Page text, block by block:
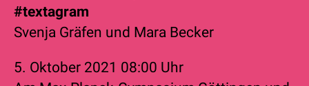
#textagram
Svenja Gräfen und Mara Becker
5. Oktober 2021 08:00 Uhr